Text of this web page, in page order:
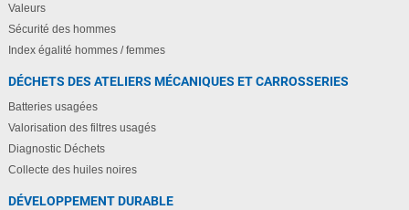
Valeurs
Sécurité des hommes
Index égalité hommes / femmes
DÉCHETS DES ATELIERS MÉCANIQUES ET CARROSSERIES
Batteries usagées
Valorisation des filtres usagés
Diagnostic Déchets
Collecte des huiles noires
DÉVELOPPEMENT DURABLE